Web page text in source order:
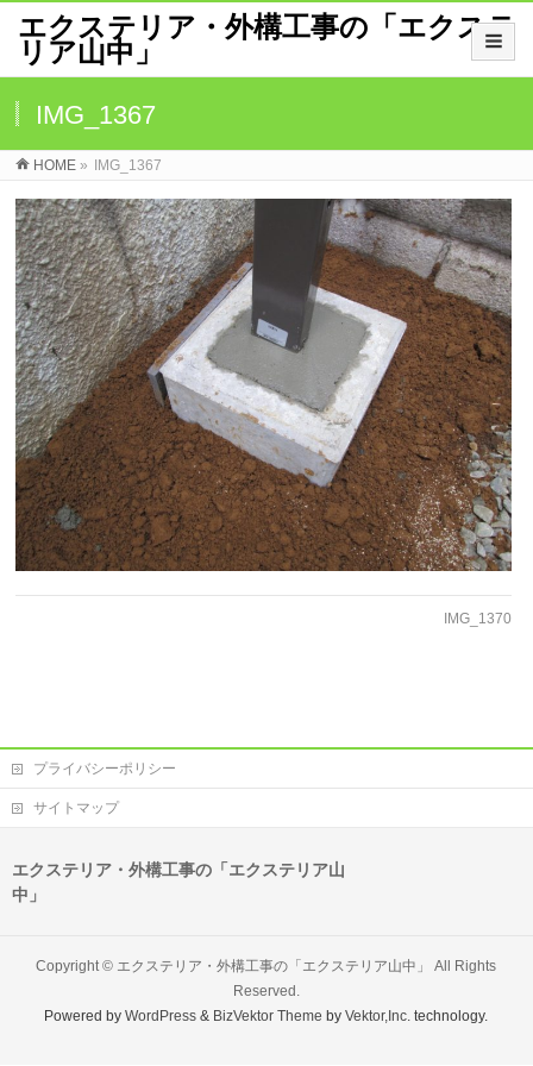
エクステリア・外構工事の「エクステ
リア山中」
IMG_1367
HOME » IMG_1367
IMG_1370
プライバシーポリシー
サイトマップ
エクステリア・外構工事の「エクステリア山
中」
Copyright © エクステリア・外構工事の「エクステリア山中」
All Rights
Reserved.
Powered byWordPress & BizVektor Theme byVektor,Inc. technology.